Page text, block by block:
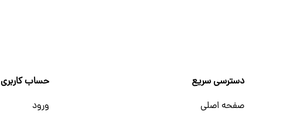
دسترسی سریع
صفحه اصلی
حساب کاربری
ورود